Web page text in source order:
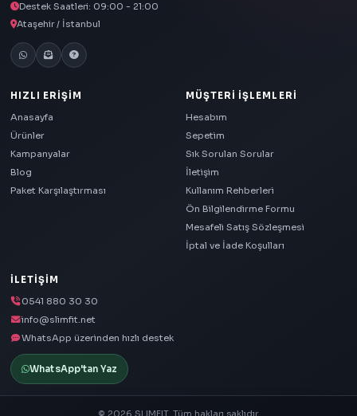
Destek Saatleri: 09:00 - 21:00
Ataşehir / İstanbul
HIZLI ERIŞIM
Anasayfa
Ürünler
Kampanyalar
Blog
Paket Karşılaştırması
MÜŞTERI İŞLEMLERI
Hesabım
Sepetim
Sık Sorulan Sorular
İletişim
Kullanım Rehberleri
Ön Bilgilendirme Formu
Mesafeli Satış Sözleşmesi
İptal ve İade Koşulları
İLETIŞIM
0541 880 30 30
info@slimfit.net
WhatsApp üzerinden hızlı destek
WhatsApp'tan Yaz